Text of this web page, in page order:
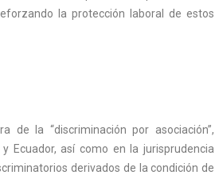
la protección laboral de estos
la “discriminación por asociación”,
Ecuador, así como en la jurisprudencia
derivados de la condición de